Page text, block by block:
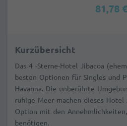
81,78 €
Kurzübersicht
Das 4 -Sterne-Hotel Jibacoa
besten Optionen für Singles und
Havanna. Die unberührte
ruhige Meer machen dieses
Option mit den
benötigen.